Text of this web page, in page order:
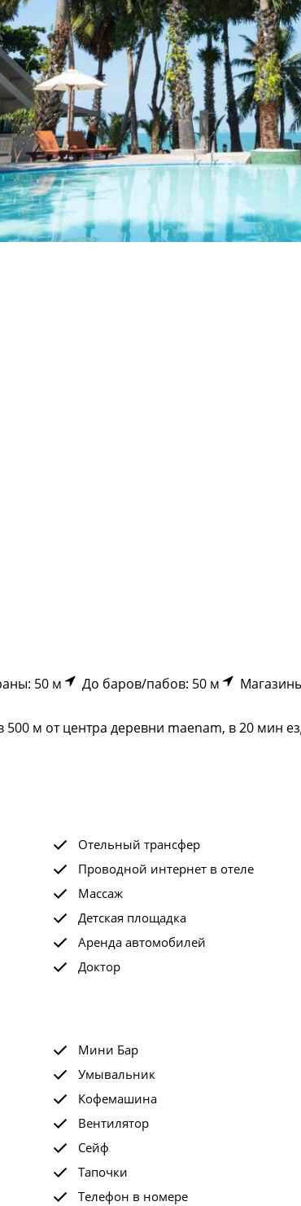
50 м До баров/пабов: 50 м
м от центра деревни maenam, в 20 мин
Отельный трансфер
Проводной интернет в отеле
Массаж
Детская площадка
Аренда автомобилей
Доктор
Мини Бар
Умывальник
Кофемашина
Вентилятор
Сейф
Тапочки
Телефон в номере